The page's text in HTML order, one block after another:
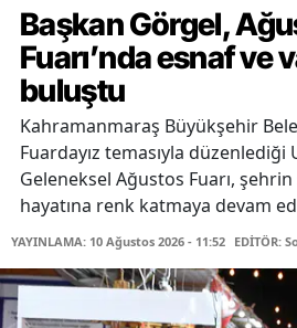
Başkan Görgel,
Fuarı’nda esnaf ve
buluştu
Kahramanmaraş Büyükşehir
Fuardayız temasıyla düzenlediği
Geleneksel Ağustos Fuarı,
hayatına renk katmaya devam
YAYINLAMA: 10 Ağustos 2026 - 11:52 EDİTÖR: